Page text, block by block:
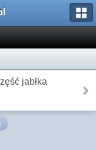
jabłka